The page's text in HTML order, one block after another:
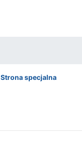
Strona specjalna